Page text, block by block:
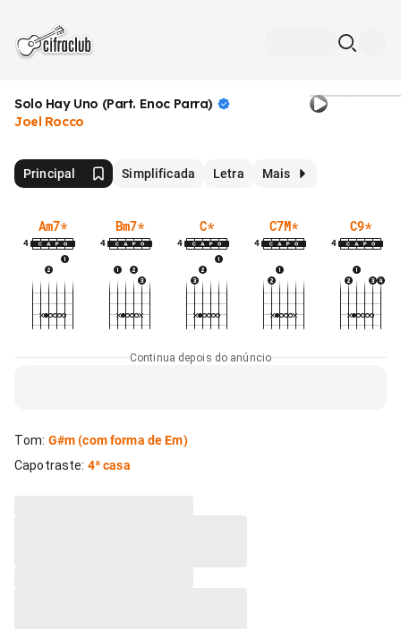
Solo Hay Uno (Part. Enoc Parra)
Joel Rocco
Principal Simplificada Letra Mais
Am7*
4
Bm7*
4
C*
4
C7M*
4
C9*
4
Continua depois do anúncio
Tom: G#m(com forma de Em)
Capotraste: 4ª casa